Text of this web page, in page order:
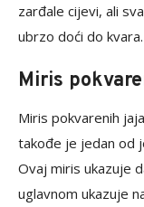
zarđale cijevi, ali
ubrzo doći do kvara.
Miris
Miris pokvarenih
takođe je jedan od
Ovaj miris ukazuje
uglavnom ukazuje